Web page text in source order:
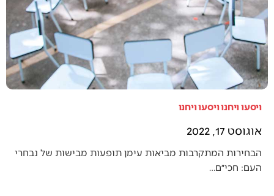
ויסעו ויחנו ויסעו ויחנו
אוגוסט 17, 2022
הבחירות המתקרבות מביאות עימן תופעות מבישות של נבחרי
העם: חכי״ם…